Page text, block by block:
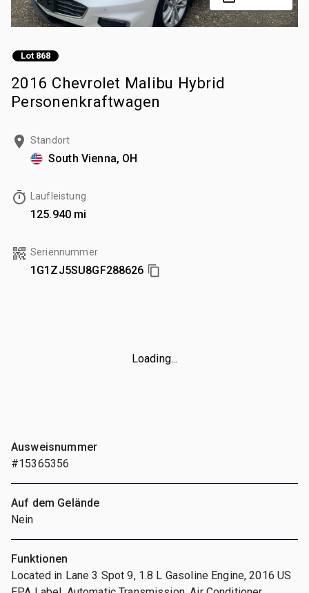
Lot 868
2016 Chevrolet Malibu Hybrid
Personenkraftwagen
Standort
South Vienna, OH
Laufleistung
125.940 mi
Seriennummer
1G1ZJ5SU8GF288626
Loading...
Ausweisnummer
#15365356
Auf dem Gelände
Nein
Funktionen
Located in Lane 3 Spot 9, 1.8 L Gasoline Engine, 2016 US